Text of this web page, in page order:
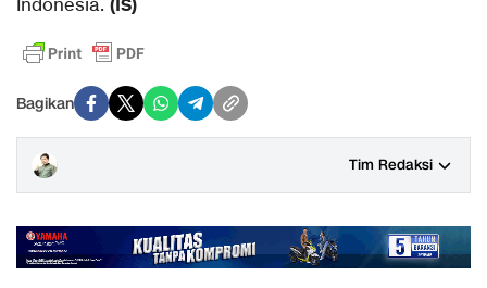
Indonesia. (IS)
Bagikan
Tim Redaksi